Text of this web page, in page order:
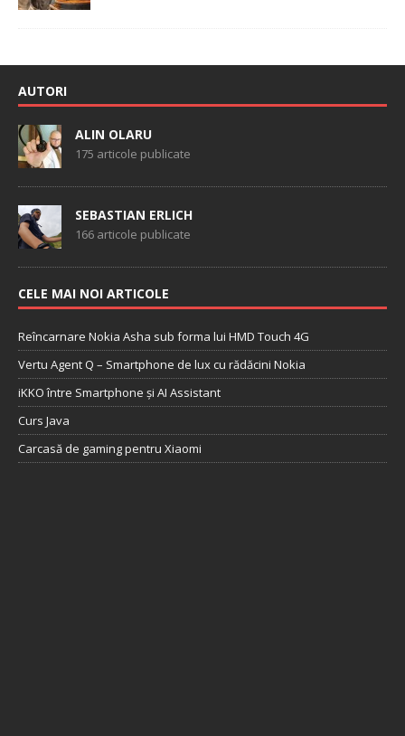
AUTORI
ALIN OLARU
175 articole publicate
SEBASTIAN ERLICH
166 articole publicate
CELE MAI NOI ARTICOLE
Reîncarnare Nokia Asha sub forma lui HMD Touch 4G
Vertu Agent Q – Smartphone de lux cu rădăcini Nokia
iKKO între Smartphone și AI Assistant
Curs Java
Carcasă de gaming pentru Xiaomi